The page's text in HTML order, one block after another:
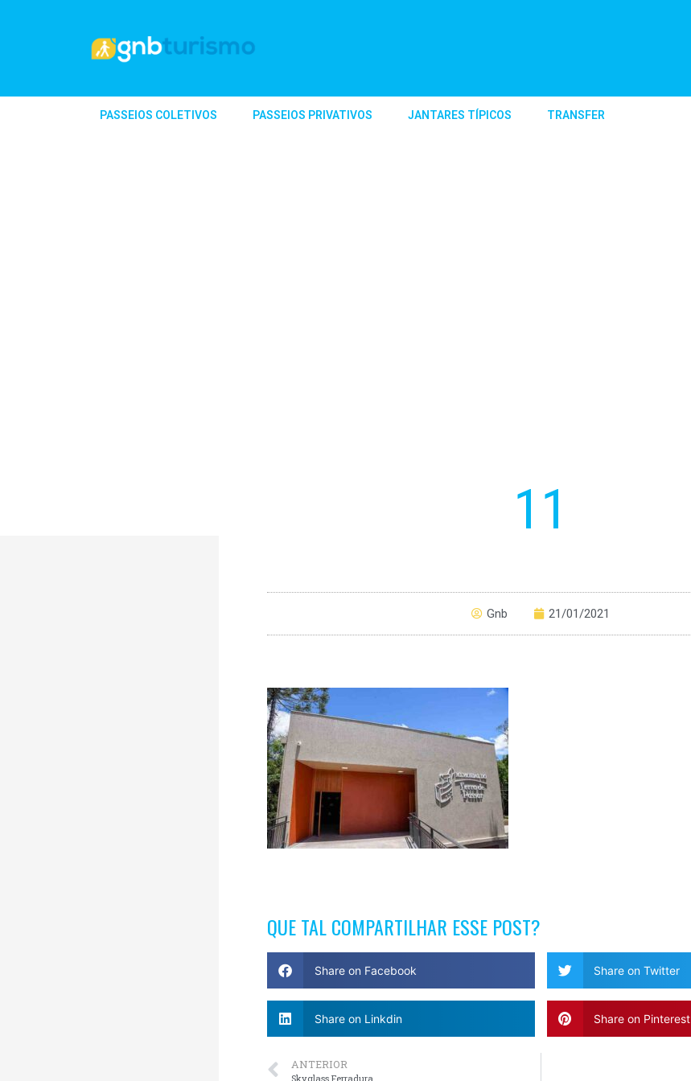
PASSEIOS COLETIVOS PASSEIOS PRIVATIVOS JANTARES TÍPICOS TRANSFER
11
Gnb 21/01/2021
QUE TAL COMPARTILHAR ESSE POST?
Share on Facebook Share on Twitter
Share on Linkdin Share on Pinterest
ANTERIOR
Skyglass Ferradura